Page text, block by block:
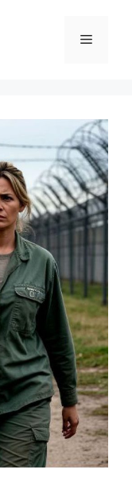
Menu